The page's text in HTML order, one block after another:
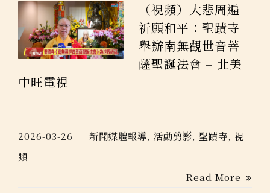
（視頻）大悲周遍
祈願和平：聖蹟寺
舉辦南無觀世音菩
薩聖誕法會 – 北美
中旺電視
2026-03-26 新聞媒體報導, 活動剪影, 聖蹟寺, 視
頻
Read More